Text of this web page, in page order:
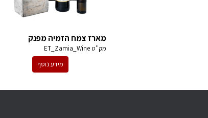
מארז צמח הזמיה מפנק
מק''טET_Zamia_Wine
מידע נוסף